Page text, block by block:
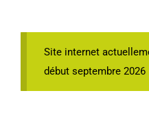
Site internet
début septembre 2026